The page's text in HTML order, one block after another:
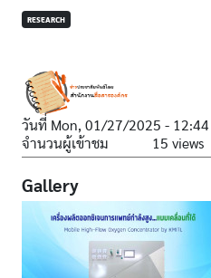
RESEARCH
วันที่ Mon, 01/27/2025 - 12:44
จำนวนผู้เข้าชม
15 views
Gallery